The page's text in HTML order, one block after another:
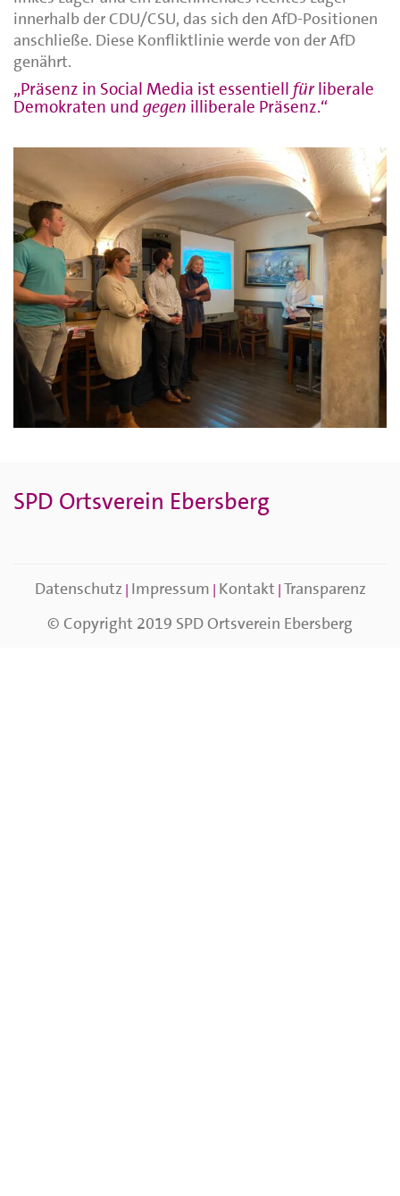
innerhalb der CDU/CSU, das sich den AfD-Positionen
anschließe. Diese Konfliktlinie werde von der AfD
genährt.
„Präsenz in Social Media ist essentiell fürliberale
Demokraten und gegen illiberale Präsenz.“
SPD Ortsverein Ebersberg
Datenschutz | Impressum | Kontakt | Transparenz
© Copyright 2019 SPD Ortsverein Ebersberg